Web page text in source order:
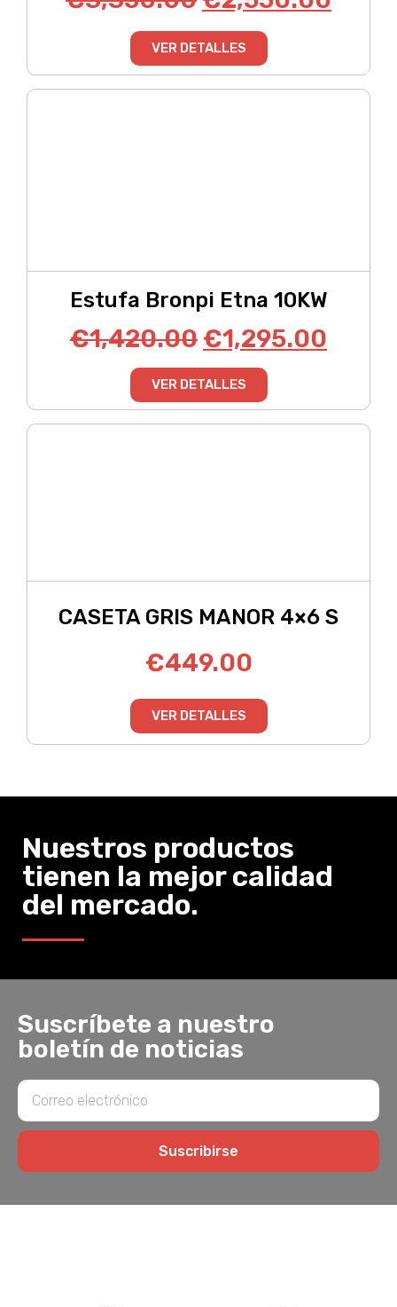
VER DETALLES
Estufa Bronpi Etna 10KW
€1,420.00 €1,295.00
VER DETALLES
CASETA GRIS MANOR 4×6 S
€449.00
VER DETALLES
Nuestros productos
tienen la mejor calidad
del mercado.
Suscríbete a nuestro
boletín de noticias
Suscribirse